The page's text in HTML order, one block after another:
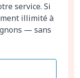
service. Si
illimité à
— sans